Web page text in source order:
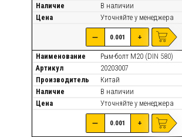
Наличие
В наличии
Цена
Уточняйте у менеджера
— +
Наименование
Рым-болт М20 (DIN 580)
Артикул
20203007
Производитель
Китай
Наличие
В наличии
Цена
Уточняйте у менеджера
— +